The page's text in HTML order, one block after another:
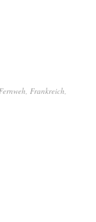
, Frankreich,